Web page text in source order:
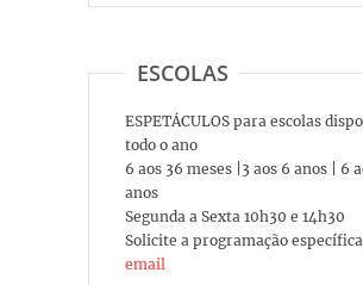
ESCOLAS
ESPETÁCULOS para escolas
todo o ano
6 aos 36 meses |3 aos 6 anos | 6
anos
Segunda a Sexta 10h30 e 14h30
Solicite a programação
email